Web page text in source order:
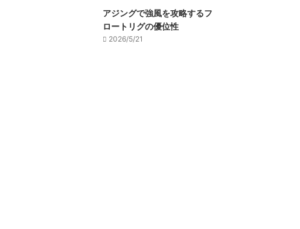
アジングで強風を攻略するフ
ロートリグの優位性
2026/5/21